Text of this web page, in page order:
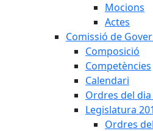
Mocions
Actes
Comissió de
Composició
Competències
Calendari
Ordres del dia
Legislatura
Ordres